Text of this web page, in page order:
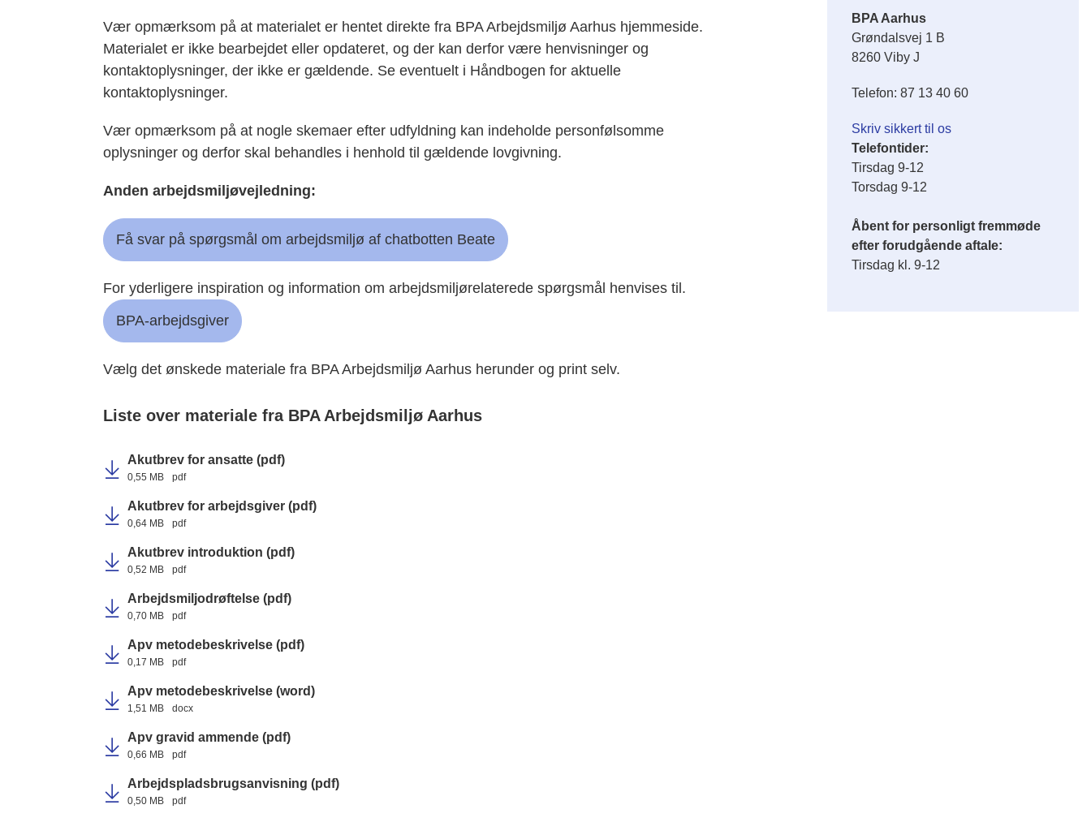
Vær opmærksom på at materialet er hentet direkte fra BPA Arbejdsmiljø Aarhus hjemmeside.
Materialet er ikke bearbejdet eller opdateret, og der kan derfor være henvisninger og
kontaktoplysninger, der ikke er gældende. Se eventuelt i Håndbogen for aktuelle
kontaktoplysninger.
Vær opmærksom på at nogle skemaer efter udfyldning kan indeholde personfølsomme
oplysninger og derfor skal behandles i henhold til gældende lovgivning.
Anden arbejdsmiljøvejledning:
Få svar på spørgsmål om arbejdsmiljø af chatbotten Beate
For yderligere inspiration og information om arbejdsmiljørelaterede spørgsmål henvises til.
BPA-arbejdsgiver
Vælg det ønskede materiale fra BPA Arbejdsmiljø Aarhus herunder og print selv.
Liste over materiale fra BPA Arbejdsmiljø Aarhus
Akutbrev for ansatte (pdf)
0,55 MB pdf
Akutbrev for arbejdsgiver (pdf)
0,64 MB pdf
Akutbrev introduktion (pdf)
0,52 MB pdf
Arbejdsmiljodrøftelse (pdf)
0,70 MB pdf
Apv metodebeskrivelse (pdf)
0,17 MB pdf
Apv metodebeskrivelse (word)
1,51 MB docx
Apv gravid ammende (pdf)
0,66 MB pdf
Arbejdspladsbrugsanvisning (pdf)
0,50 MB pdf
BPA Aarhus
Grøndalsvej 1 B
8260 Viby J
Telefon: 87 13 40 60
Skriv sikkert til os
Telefontider:
Tirsdag 9-12
Torsdag 9-12
Åbent for personligt fremmøde
efter forudgående aftale:
Tirsdag kl. 9-12